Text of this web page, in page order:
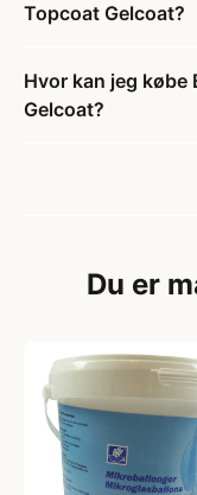
Topcoat Gelcoat?
Hvor kan jeg købe
Gelcoat?
Du er